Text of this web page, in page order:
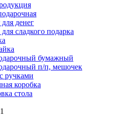
денег
сладкого подарка
бумажный
п/п, мешочек
ручками
коробка
стола